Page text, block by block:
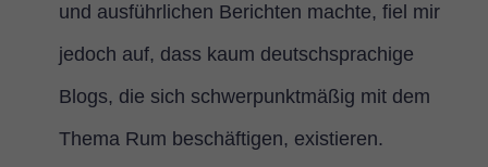
und ausführlichen Berichten machte, fiel mir
jedoch auf, dass kaum deutschsprachige
Blogs, die sich schwerpunktmäßig mit dem
Thema Rum beschäftigen, existieren.